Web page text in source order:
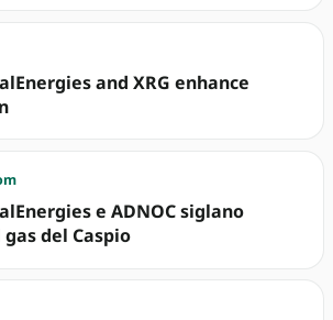
and XRG enhance
e ADNOC siglano
del Caspio